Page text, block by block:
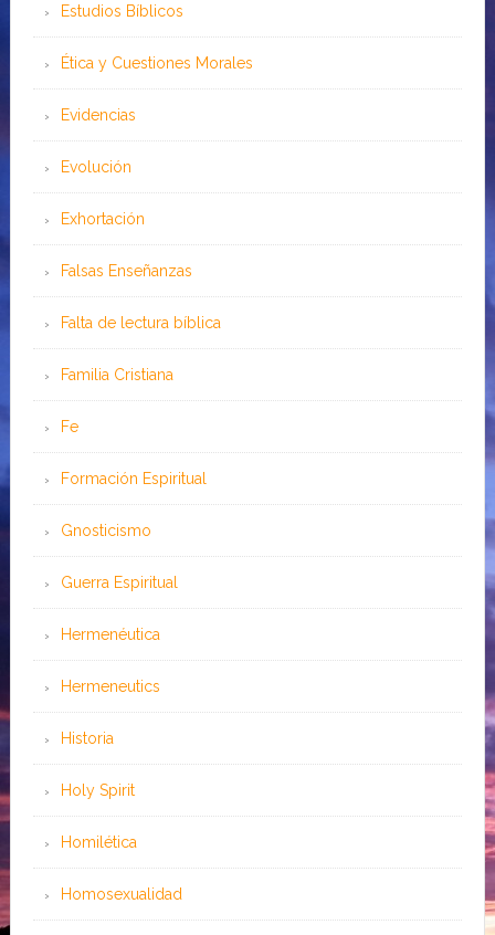
Estudios Bíblicos
Ética y Cuestiones Morales
Evidencias
Evolución
Exhortación
Falsas Enseñanzas
Falta de lectura bíblica
Familia Cristiana
Fe
Formación Espiritual
Gnosticismo
Guerra Espiritual
Hermenéutica
Hermeneutics
Historia
Holy Spirit
Homilética
Homosexualidad